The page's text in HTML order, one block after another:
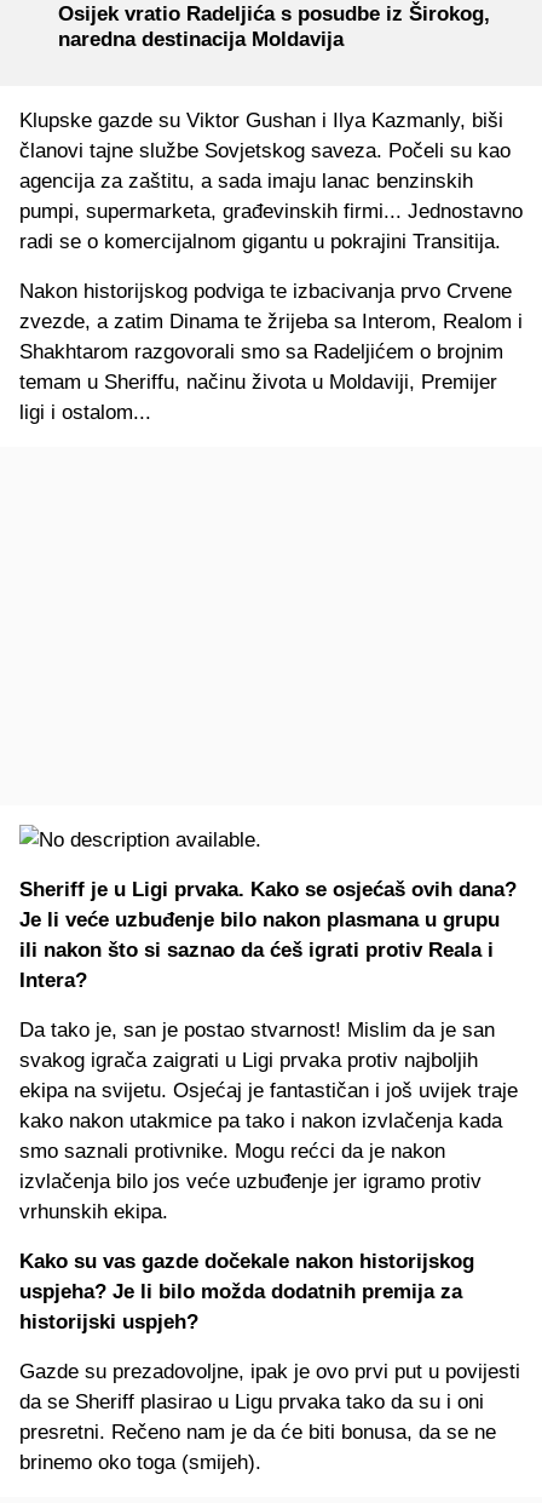
Osijek vratio Radeljića s posudbe iz Širokog,
naredna destinacija Moldavija
Klupske gazde su Viktor Gushan i Ilya Kazmanly, biši
članovi tajne službe Sovjetskog saveza. Počeli su kao
agencija za zaštitu, a sada imaju lanac benzinskih
pumpi, supermarketa, građevinskih firmi... Jednostavno
radi se o komercijalnom gigantu u pokrajini Transitija.
Nakon historijskog podviga te izbacivanja prvo Crvene
zvezde, a zatim Dinama te žrijeba sa Interom, Realom i
Shakhtarom razgovorali smo sa Radeljićem o brojnim
temam u Sheriffu, načinu života u Moldaviji, Premijer
ligi i ostalom...
Sheriff je u Ligi prvaka. Kako se osjećaš ovih dana?
Je li veće uzbuđenje bilo nakon plasmana u grupu
ili nakon što si saznao da ćeš igrati protiv Reala i
Intera?
Da tako je, san je postao stvarnost! Mislim da je san
svakog igrača zaigrati u Ligi prvaka protiv najboljih
ekipa na svijetu. Osjećaj je fantastičan i još uvijek traje
kako nakon utakmice pa tako i nakon izvlačenja kada
smo saznali protivnike. Mogu rećci da je nakon
izvlačenja bilo jos veće uzbuđenje jer igramo protiv
vrhunskih ekipa.
Kako su vas gazde dočekale nakon historijskog
uspjeha? Je li bilo možda dodatnih premija za
historijski uspjeh?
Gazde su prezadovoljne, ipak je ovo prvi put u povijesti
da se Sheriff plasirao u Ligu prvaka tako da su i oni
presretni. Rečeno nam je da će biti bonusa, da se ne
brinemo oko toga (smijeh).